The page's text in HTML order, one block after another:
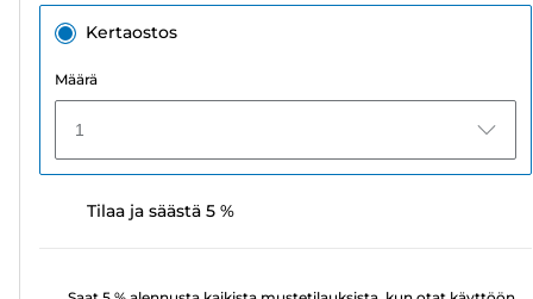
Kertaostos
Määrä
1
Tilaa ja säästä 5 %